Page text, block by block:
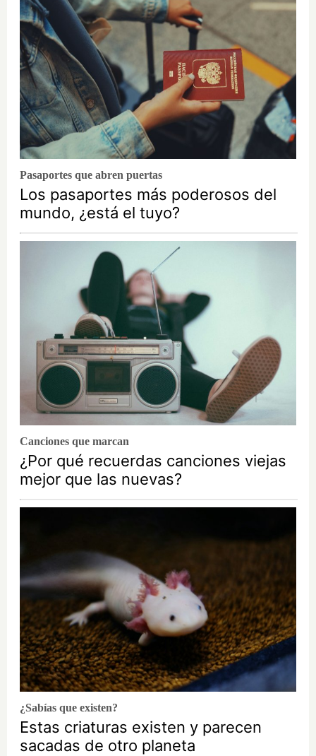
Pasaportes que abren puertas
Los pasaportes más poderosos del
mundo, ¿está el tuyo?
Canciones que marcan
¿Por qué recuerdas canciones viejas
mejor que las nuevas?
¿Sabías que existen?
Estas criaturas existen y parecen
sacadas de otro planeta